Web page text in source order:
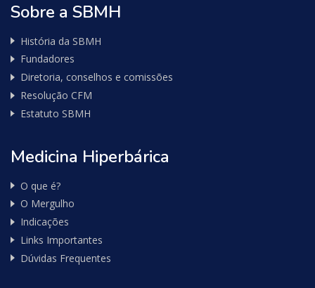
Sobre a SBMH
História da SBMH
Fundadores
Diretoria, conselhos e comissões
Resolução CFM
Estatuto SBMH
Medicina Hiperbárica
O que é?
O Mergulho
Indicações
Links Importantes
Dúvidas Frequentes